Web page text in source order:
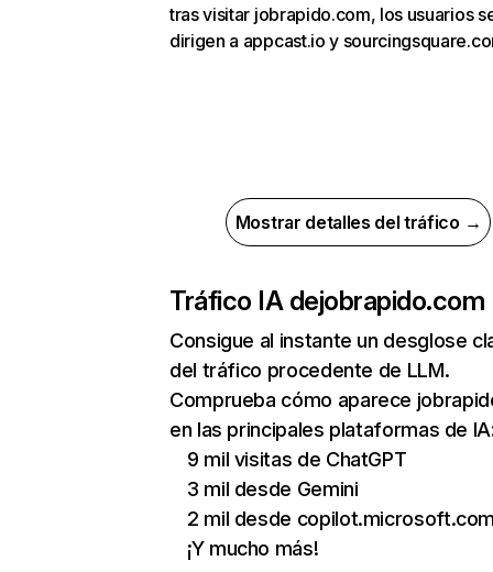
tras visitar jobrapido.com, los usuarios
dirigen a appcast.io y
Mostrar detalles del tráfico →
Tráfico IA dejobrapido.com
Consigue al instante un desglose
del tráfico procedente de LLM.
Comprueba cómo aparece
en las principales plataformas de
9 mil visitas de ChatGPT
3 mil desde Gemini
2 mil desde
¡Y mucho más!